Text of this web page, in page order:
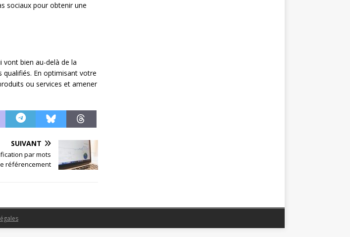
sociaux pour obtenir une
vont bien au-delà de la
En optimisant votre
ou services et amener
SUIVANT
par mots
référencement